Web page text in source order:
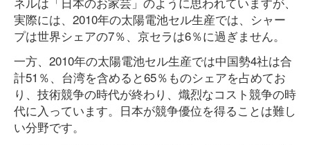
実際には、2010年の太陽電池セル生産では、シャー
プは世界シェアの7％、京セラは6％に過ぎません。
一方、2010年の太陽電池セル生産では中国勢4社は合
計51％、台湾を含めると65％ものシェアを占めてお
り、技術競争の時代が終わり、熾烈なコスト競争の時
代に入っています。日本が競争優位を得ることは難し
い分野です。